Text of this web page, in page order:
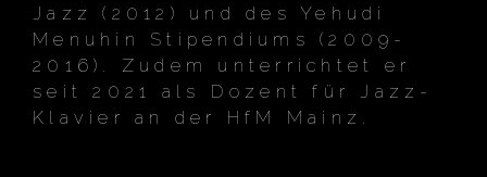
Jazz (2012) und des Yehudi
Menuhin Stipendiums (2009-
2016). Zudem unterrichtet er
seit 2021 als Dozent für Jazz-
Klavier an der HfM Mainz.